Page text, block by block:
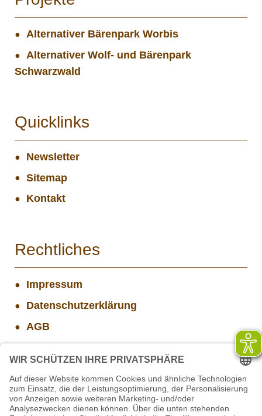
Alternativer Bärenpark Worbis
Alternativer Wolf- und Bärenpark
Schwarzwald
Quicklinks
Newsletter
Sitemap
Kontakt
Rechtliches
Impressum
Datenschutzerklärung
AGB
Widerrufsbelehrung